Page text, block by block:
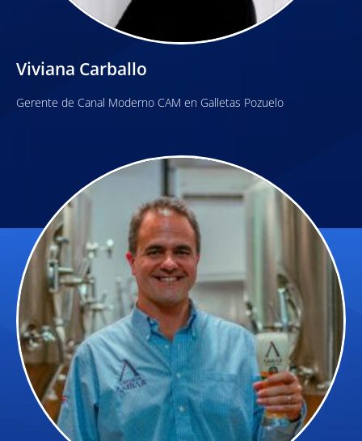
Viviana Carballo
Gerente de Canal Moderno CAM en Galletas Pozuelo